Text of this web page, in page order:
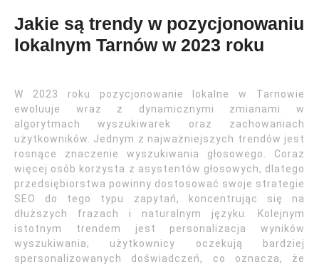
Jakie są trendy w pozycjonowaniu
lokalnym Tarnów w 2023 roku
W 2023 roku pozycjonowanie lokalne w Tarnowie
ewoluuje wraz z dynamicznymi zmianami w
algorytmach wyszukiwarek oraz zachowaniach
użytkowników. Jednym z najważniejszych trendów jest
rosnące znaczenie wyszukiwania głosowego. Coraz
więcej osób korzysta z asystentów głosowych, dlatego
przedsiębiorstwa powinny dostosować swoje strategie
SEO do tego typu zapytań, koncentrując się na
dłuższych frazach i naturalnym języku. Kolejnym
istotnym trendem jest personalizacja wyników
wyszukiwania; użytkownicy oczekują bardziej
spersonalizowanych doświadczeń, co oznacza, że